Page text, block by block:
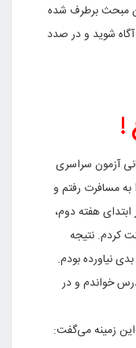
مبحث برطرف شده
شوید و در صدد
انسانی آزمون سراسری
مسافرت رفتم و
هفته دوم،
کردم. نتیجه
نیاورده بودم.
خواندم و در
این زمینه می‌گفت: